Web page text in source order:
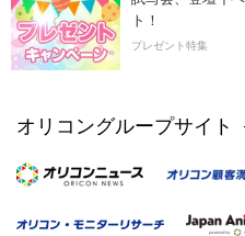
ト！
プレゼント特集
オリコングループサイト